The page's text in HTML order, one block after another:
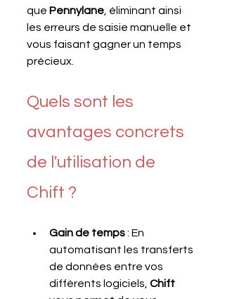
que Pennylane , éliminant ainsi
les erreurs de saisie manuelle et
vous faisant gagner un temps
précieux.
Quels sont les
avantages concrets
de l'utilisation de
Chift ?
Gain de temps : En
automatisant les transferts
de données entre vos
différents logiciels, Chift